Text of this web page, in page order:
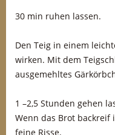
30 min ruhen lassen.
Den Teig in einem
wirken. Mit dem
ausgemehltes
1 –2,5 Stunden gehen
Wenn das Brot backreif
feine Risse.